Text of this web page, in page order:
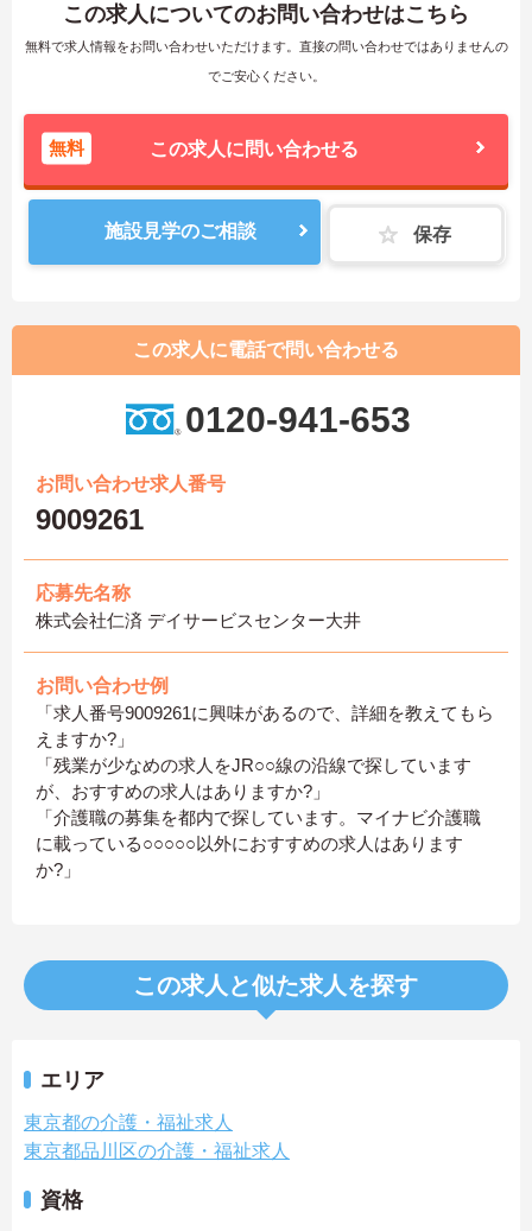
この求人についてのお問い合わせはこちら
無料で求人情報をお問い合わせいただけます。直接の問い合わせではありませんの
でご安心ください。
無料 この求人に問い合わせる
施設見学のご相談 保存
この求人に電話で問い合わせる
0120-941-653
お問い合わせ求人番号
9009261
応募先名称
株式会社仁済 デイサービスセンター大井
お問い合わせ例
「求人番号9009261に興味があるので、詳細を教えてもら
えますか?」
「残業が少なめの求人をJR○○線の沿線で探しています
が、おすすめの求人はありますか?」
「介護職の募集を都内で探しています。マイナビ介護職
に載っている○○○○○以外におすすめの求人はあります
か?」
この求人と似た求人を探す
エリア
東京都の介護・福祉求人
東京都品川区の介護・福祉求人
資格